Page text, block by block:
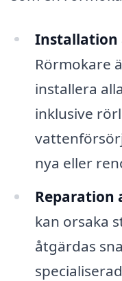
Installation
Rörmokare
installera
inklusive
nya eller
Reparation
kan orsaka
åtgärdas